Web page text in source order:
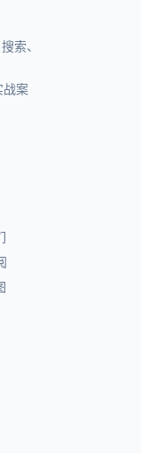
索、
战案